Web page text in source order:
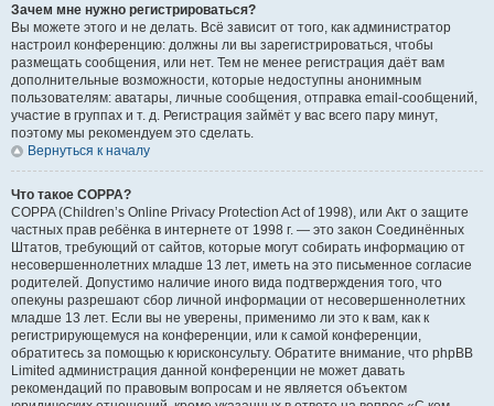
Зачем мне нужно регистрироваться?
Вы можете этого и не делать. Всё зависит от того, как администратор
настроил конференцию: должны ли вы зарегистрироваться, чтобы
размещать сообщения, или нет. Тем не менее регистрация даёт вам
дополнительные возможности, которые недоступны анонимным
пользователям: аватары, личные сообщения, отправка email-сообщений,
участие в группах и т. д. Регистрация займёт у вас всего пару минут,
поэтому мы рекомендуем это сделать.
Вернуться к началу
Что такое COPPA?
COPPA (Children’s Online Privacy Protection Act of 1998), или Акт о защите
частных прав ребёнка в интернете от 1998 г. — это закон Соединённых
Штатов, требующий от сайтов, которые могут собирать информацию от
несовершеннолетних младше 13 лет, иметь на это письменное согласие
родителей. Допустимо наличие иного вида подтверждения того, что
опекуны разрешают сбор личной информации от несовершеннолетних
младше 13 лет. Если вы не уверены, применимо ли это к вам, как к
регистрирующемуся на конференции, или к самой конференции,
обратитесь за помощью к юрисконсульту. Обратите внимание, что phpBB
Limited администрация данной конференции не может давать
рекомендаций по правовым вопросам и не является объектом